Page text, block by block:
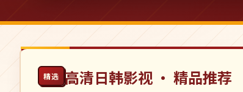
精选 高清日韩影视 · 精品推荐